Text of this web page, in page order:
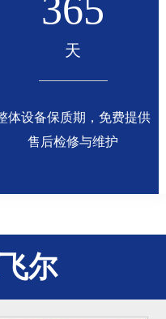
天
体设备保质期，免费提供
售后检修与维护
尔